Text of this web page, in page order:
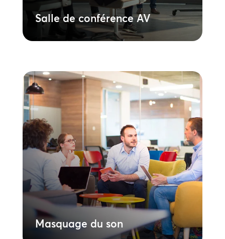
Salle de conférence AV
Masquage du son
Masquage du son
Mettez en œuvre une solution stratégique
de confidentialité pour protéger les
informations sensibles. Notre technologie
de masquage sonore vous aide à
respecter les normes de conformité et à
créer un environnement de travail plus
sûr et plus ciblé dans tous les espaces de
l’entreprise.
En savoir plus